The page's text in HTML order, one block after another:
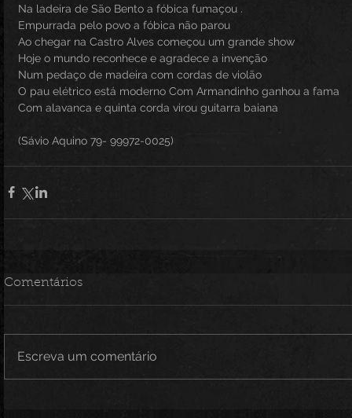
Na ladeira de São Bento a fóbica fumaçou .
Empurrada pelo povo a fóbica não parou
Ao chegar na Castro Alves começou um grande show
Hoje o mundo reconhece e agradece a invenção
Num pedaço de madeira com cordas de violão
O pau elétrico está moderno Com Armandinho ganhou a fama
Com alavanca e quinta corda virou guitarra baiana
(Sávio Aquino 79- 99972-0025)
Comentários
Escreva um comentário